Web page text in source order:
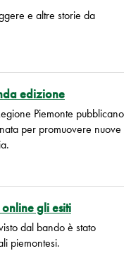
e altre storie da
edizione
Piemonte pubblicano
per promuovere nuove
gli esiti
dal bando è stato
piemontesi.